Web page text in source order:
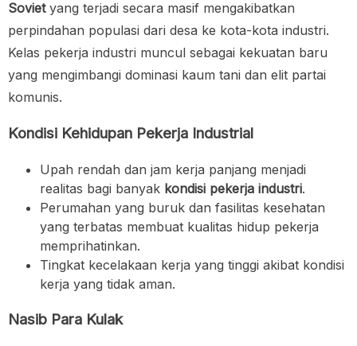
Sovietyang terjadi secara masif mengakibatkan
perpindahan populasi dari desa ke kota-kota industri.
Kelas pekerja industri muncul sebagai kekuatan baru
yang mengimbangi dominasi kaum tani dan elit partai
komunis.
Kondisi Kehidupan Pekerja Industrial
Upah rendah dan jam kerja panjang menjadi
realitas bagi banyak kondisi pekerja industri.
Perumahan yang buruk dan fasilitas kesehatan
yang terbatas membuat kualitas hidup pekerja
memprihatinkan.
Tingkat kecelakaan kerja yang tinggi akibat kondisi
kerja yang tidak aman.
Nasib Para Kulak